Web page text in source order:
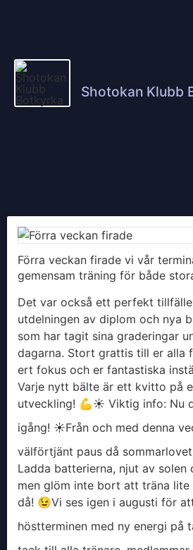
Shotokan Klubb
Förra veckan firade vi vår
gemensam träning för både
Det var också ett perfekt
utdelningen av diplom och nya
som har tagit sina graderingar
dagarna. Stort grattis till er alla
ert fokus och er fantastiska
Varje nytt bälte är ett kvitto på
utveckling! 💪​☀️ Viktig info: Nu
igång! ☀️​Från och med denna
välförtjänt paus då
Ladda batterierna, njut av solen
men glöm inte bort att träna lite
då! 😉​Vi ses igen i augusti för
höstterminen med ny energi på